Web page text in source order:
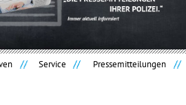
Service
Pressemitteilungen